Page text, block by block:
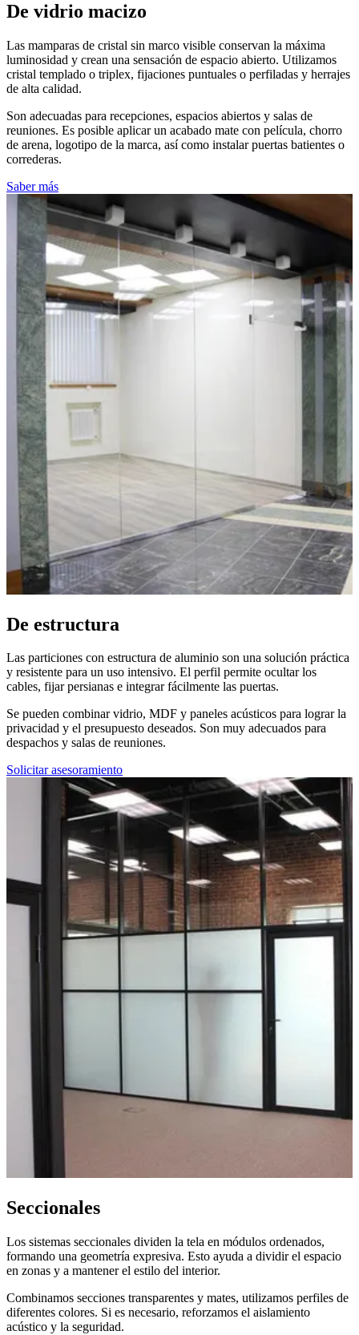
De vidrio macizo
Las mamparas de cristal sin marco visible conservan la máxima
luminosidad y crean una sensación de espacio abierto. Utilizamos
cristal templado o triplex, fijaciones puntuales o perfiladas y herrajes
de alta calidad.
Son adecuadas para recepciones, espacios abiertos y salas de
reuniones. Es posible aplicar un acabado mate con película, chorro
de arena, logotipo de la marca, así como instalar puertas batientes o
correderas.
Saber más
De estructura
Las particiones con estructura de aluminio son una solución práctica
y resistente para un uso intensivo. El perfil permite ocultar los
cables, fijar persianas e integrar fácilmente las puertas.
Se pueden combinar vidrio, MDF y paneles acústicos para lograr la
privacidad y el presupuesto deseados. Son muy adecuados para
despachos y salas de reuniones.
Solicitar asesoramiento
Seccionales
Los sistemas seccionales dividen la tela en módulos ordenados,
formando una geometría expresiva. Esto ayuda a dividir el espacio
en zonas y a mantener el estilo del interior.
Combinamos secciones transparentes y mates, utilizamos perfiles de
diferentes colores. Si es necesario, reforzamos el aislamiento
acústico y la seguridad.